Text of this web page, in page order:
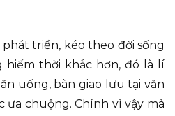
triển, kéo theo đời sống
hiếm thời khắc hơn, đó là lí
uống, bàn giao lưu tại văn
ưa chuộng. Chính vì vậy mà